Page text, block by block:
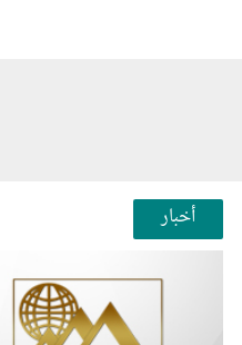
أخبار